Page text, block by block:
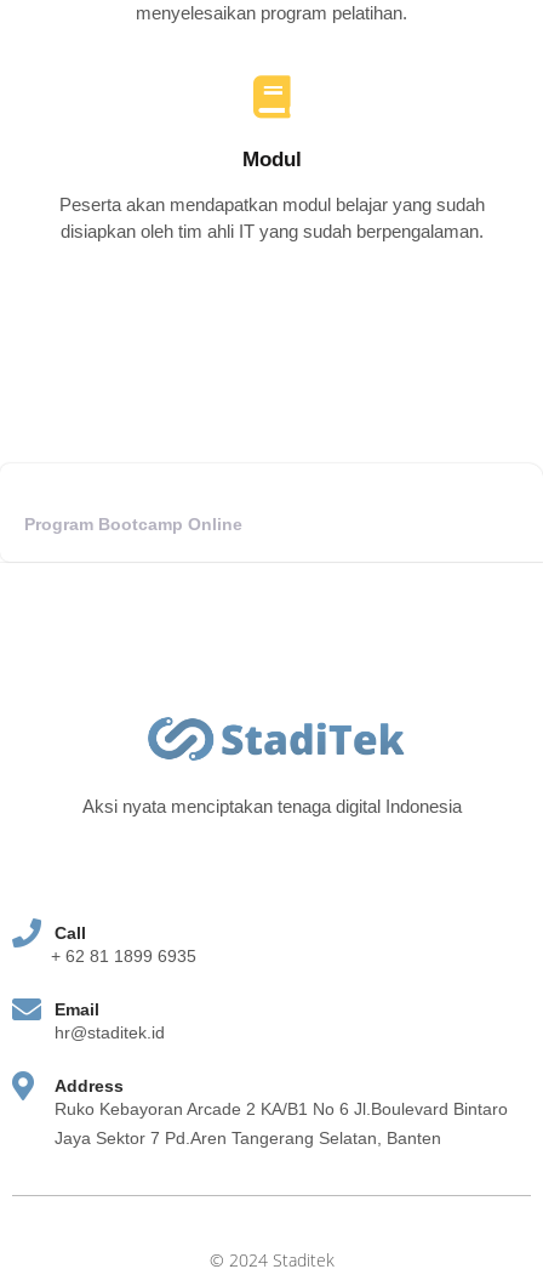
menyelesaikan program pelatihan.
Modul
Peserta akan mendapatkan modul belajar yang sudah
disiapkan oleh tim ahli IT yang sudah berpengalaman.
Program Bootcamp Online
Aksi nyata menciptakan tenaga digital Indonesia
Call
+ 62 81 1899 6935
Email
hr@staditek.id
Address
Ruko Kebayoran Arcade 2 KA/B1 No 6 Jl.Boulevard Bintaro
Jaya Sektor 7 Pd.Aren Tangerang Selatan, Banten
© 2024 Staditek